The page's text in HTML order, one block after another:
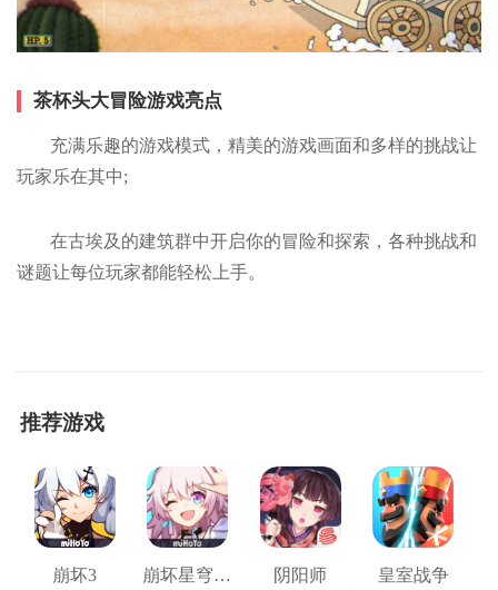
茶杯头大冒险游戏亮点
充满乐趣的游戏模式，精美的游戏画面和多样的挑战让
玩家乐在其中;
在古埃及的建筑群中开启你的冒险和探索，各种挑战和
谜题让每位玩家都能轻松上手。
推荐游戏
崩坏3 崩坏星穹铁道 阴阳师 皇室战争